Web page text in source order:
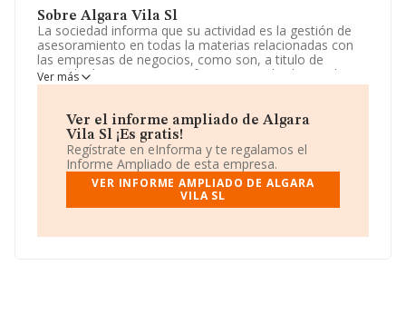
Sobre Algara Vila Sl
La sociedad informa que su actividad es la gestión de
asesoramiento en todas la materias relacionadas con
las empresas de negocios, como son, a titulo de
ejemplo, la creacion, transformacion y disolucion de
empresas o la planificacion, gestión y desarrollo de. La
referencia CNAE corresponde a 'Actividades de
contabilidad, teneduría de libros, auditoría y asesoría
fiscal', cuyo Código es 6920. La empresa no tiene
actividad en mercados exteriores.
La sociedadAlgara Vila S.L, CIF B27388214, está
situada en Ronda Do Carme núm. 71 Plt 4 B, (27004),
Ver más
Ver el informe ampliado de Algara
Vila Sl ¡Es gratis!
Regístrate en eInforma y te regalamos el
Informe Ampliado de esta empresa.
VER INFORME AMPLIADO DE ALGARA
VILA SL